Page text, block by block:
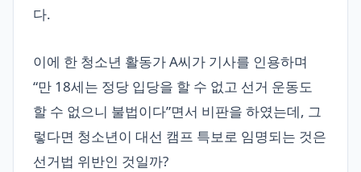
다.
이에 한 청소년 활동가 A씨가 기사를 인용하며
“만 18세는 정당 입당을 할 수 없고 선거 운동도
할 수 없으니 불법이다”면서 비판을 하였는데, 그
렇다면 청소년이 대선 캠프 특보로 임명되는 것은
선거법 위반인 것일까?